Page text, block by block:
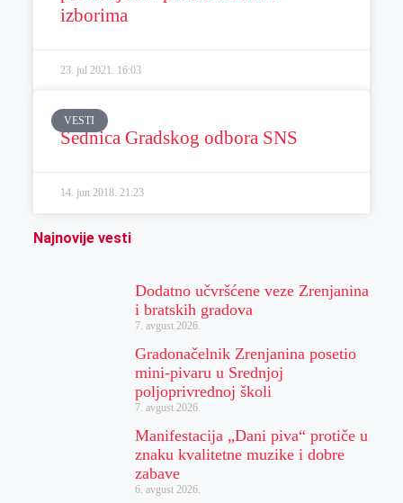
izborima
23. jul 2021. 16:03
VESTI
Sednica Gradskog odbora SNS
14. jun 2018. 21:23
Najnovije vesti
Dodatno učvršćene veze Zrenjanina
i bratskih gradova
7. avgust 2026.
Gradonačelnik Zrenjanina posetio
mini-pivaru u Srednjoj
poljoprivrednoj školi
7. avgust 2026.
Manifestacija „Dani piva“ protiče u
znaku kvalitetne muzike i dobre
zabave
6. avgust 2026.